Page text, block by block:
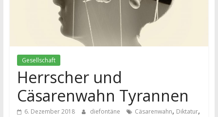
Gesellschaft
Herrscher und
Cäsarenwahn Tyrannen
6. Dezember 2018 diefontäne Cäsarenwahn, Diktatur,